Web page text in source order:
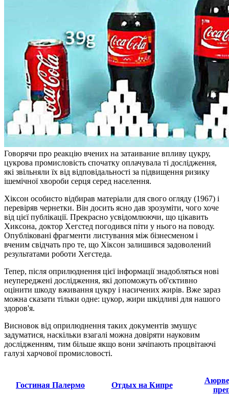
Говорячи про реакцію вчених на затаивание впливу цукру,
цукрова промисловість спочатку оплачувала ті дослідження,
які звільняли їх від відповідальності за підвищення ризику
ішемічної хвороби серця серед населення.
Хіксон особисто відбирав матеріали для свого огляду (1967) і
перевіряв чернетки. Він досить ясно дав зрозуміти, чого хоче
від цієї публікації. Прекрасно усвідомлюючи, що цікавить
Хиксона, доктор Хегстед погодився піти у нього на поводу.
Опубліковані фрагменти листування між бізнесменом і
вченим свідчать про те, що Хіксон залишився задоволений
результатами роботи Хегстеда.
Тепер, після оприлюднення цієї інформації знадобляться нові
неупереджені дослідження, які допоможуть об'єктивно
оцінити шкоду вживання цукру і насичених жирів. Вже зараз
можна сказати тільки одне: цукор, жири шкідливі для нашого
здоров'я.
Висновок від оприлюднення таких документів змушує
задуматися, наскільки взагалі можна довіряти науковим
дослідженням, тим більше якщо вони зачіпають процвітаючі
галузі харчової промисловості.
Гостиная Палермо Отдых на Кипре